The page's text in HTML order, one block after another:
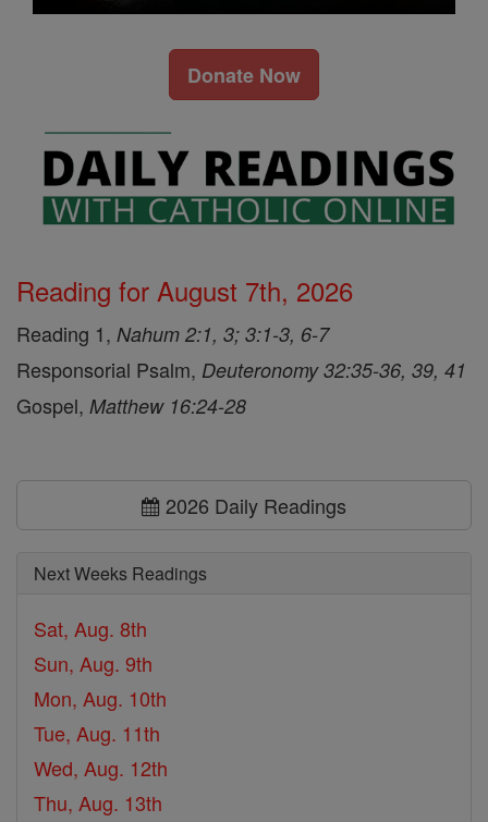
Donate Now
Reading for August 7th, 2026
Reading 1, Nahum 2:1, 3; 3:1-3, 6-7
Responsorial Psalm, Deuteronomy 32:35-36, 39, 41
Gospel, Matthew 16:24-28
2026 Daily Readings
Next Weeks Readings
Sat, Aug. 8th
Sun, Aug. 9th
Mon, Aug. 10th
Tue, Aug. 11th
Wed, Aug. 12th
Thu, Aug. 13th